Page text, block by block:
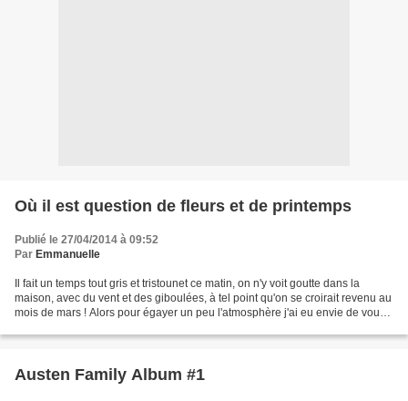
Où il est question de fleurs et de printemps
Publié le 27/04/2014 à 09:52
Par Emmanuelle
Il fait un temps tout gris et tristounet ce matin, on n'y voit goutte dans la
maison, avec du vent et des giboulées, à tel point qu'on se croirait revenu au
mois de mars ! Alors pour égayer un peu l'atmosphère j'ai eu envie de vous
Austen Family Album #1